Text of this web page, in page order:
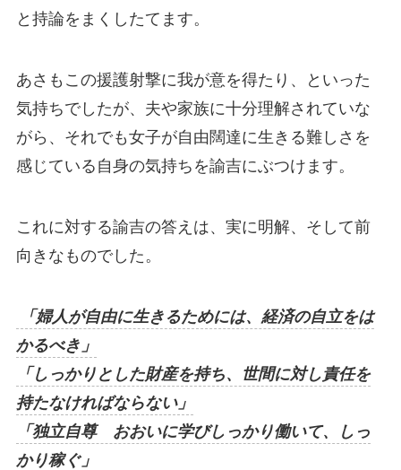
と持論をまくしたてます。
あさもこの援護射撃に我が意を得たり、といった
気持ちでしたが、夫や家族に十分理解されていな
がら、それでも女子が自由闊達に生きる難しさを
感じている自身の気持ちを諭吉にぶつけます。
これに対する諭吉の答えは、実に明解、そして前
向きなものでした。
「婦人が自由に生きるためには、経済の自立をは
かるべき」
「しっかりとした財産を持ち、世間に対し責任を
持たなければならない」
「独立自尊 おおいに学びしっかり働いて、しっ
かり稼ぐ」